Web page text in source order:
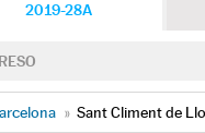
2019-28A
» Sant Climent de